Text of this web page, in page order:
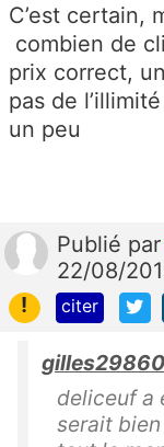
C’est certain,
combien de
prix correct,
pas de
un peu
Publié par
22/08/
!
citer
deliceuf a
serait